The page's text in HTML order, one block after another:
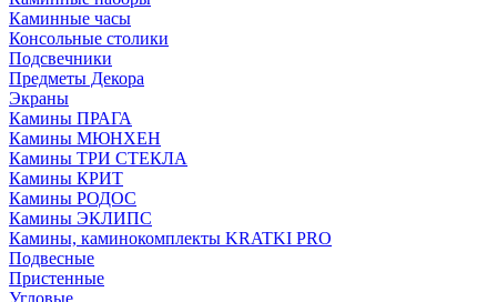
Каминные часы
Консольные столики
Подсвечники
Предметы Декора
Экраны
Камины ПРАГА
Камины МЮНХЕН
Камины ТРИ СТЕКЛА
Камины КРИТ
Камины РОДОС
Камины ЭКЛИПС
Камины, каминокомплекты KRATKI PRO
Подвесные
Пристенные
Угловые